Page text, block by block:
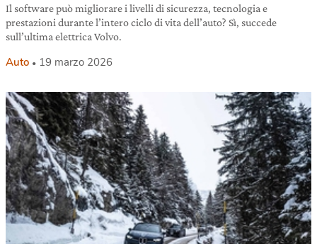
Il software può migliorare i livelli di sicurezza, tecnologia e
prestazioni durante l’intero ciclo di vita dell’auto? Sì, succede
sull’ultima elettrica Volvo.
Auto 19 marzo 2026